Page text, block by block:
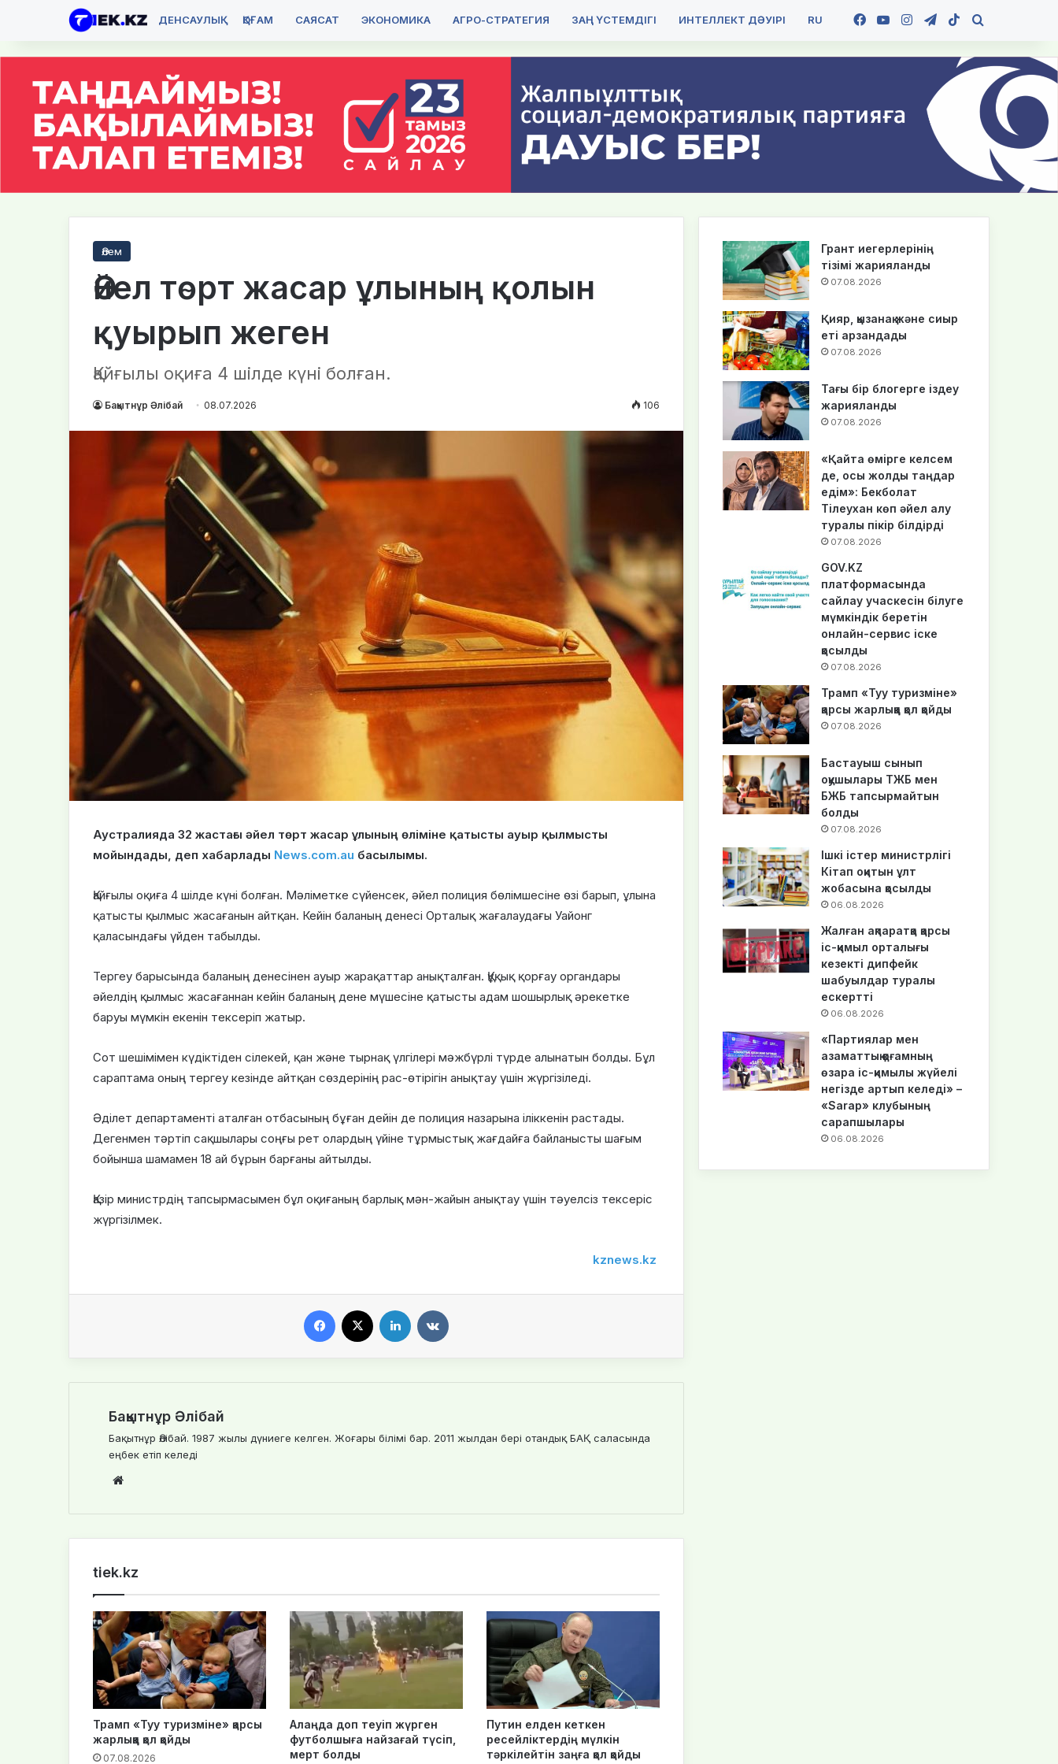
ДЕНСАУЛЫҚ ҚОҒАМ САЯСАТ ЭКОНОМИКА АГРО-СТРАТЕГИЯ ЗАҢ ҮСТЕМДІГІ ИНТЕЛЛЕКТ ДӘУІРІ RU Facebook
YouTubeInstagramTelegram
TikTok
Әлем
Әйел төрт жасар ұлының қолын
қуырып жеген
Қайғылы оқиға 4 шілде күні болған.
Бақытнұр Әлібай 08.07.2026 106
Аустралияда 32 жастағы әйел төрт жасар ұлының өліміне қатысты ауыр қылмысты
мойындады, деп хабарлады News.com.au басылымы.
Қайғылы оқиға 4 шілде күні болған. Мәліметке сүйенсек, әйел полиция бөлімшесіне өзі барып, ұлына
қатысты қылмыс жасағанын айтқан. Кейін баланың денесі Орталық жағалаудағы Уайонг
қаласындағы үйден табылды.
Тергеу барысында баланың денесінен ауыр жарақаттар анықталған. Құқық қорғау органдары
әйелдің қылмыс жасағаннан кейін баланың дене мүшесіне қатысты адам шошырлық әрекетке
баруы мүмкін екенін тексеріп жатыр.
Сот шешімімен күдіктіден сілекей, қан және тырнақ үлгілері мәжбүрлі түрде алынатын болды. Бұл
сараптама оның тергеу кезінде айтқан сөздерінің рас-өтірігін анықтау үшін жүргізіледі.
Әділет департаменті аталған отбасының бұған дейін де полиция назарына іліккенін растады.
Дегенмен тәртіп сақшылары соңғы рет олардың үйіне тұрмыстық жағдайға байланысты шағым
бойынша шамамен 18 ай бұрын барғаны айтылды.
Қазір министрдің тапсырмасымен бұл оқиғаның барлық мән-жайын анықтау үшін тәуелсіз тексеріс
жүргізілмек.
kznews.kz
Бақытнұр Әлібай
Бақытнұр Әлібай. 1987 жылы дүниеге келген. Жоғары білімі бар. 2011 жылдан бері отандық БАҚ саласында
еңбек етіп келеді
te
tiek.kz
Трамп «Туу туризміне» қарсы
жарлыққа қол қойды
07.08.2026
Алаңда доп теуіп жүрген
футболшыға найзағай түсіп,
мерт болды
Путин елден кеткен
ресейліктердің мүлкін
тәркілейтін заңға қол қойды
Грант иегерлерінің
тізімі жарияланды
07.08.2026
Қияр, қызанақ және сиыр
еті арзандады
07.08.2026
Тағы бір блогерге іздеу
жарияланды
07.08.2026
«Қайта өмірге келсем
де, осы жолды таңдар
едім»: Бекболат
Тілеухан көп әйел алу
туралы пікір білдірді
07.08.2026
GOV.KZ
платформасында
сайлау учаскесін білуге
мүмкіндік беретін
онлайн-сервис іске
қосылды
07.08.2026
Трамп «Туу туризміне»
қарсы жарлыққа қол қойды
07.08.2026
Бастауыш сынып
оқушылары ТЖБ мен
БЖБ тапсырмайтын
болды
07.08.2026
Ішкі істер министрлігі
Кітап оқитын ұлт
жобасына қосылды
06.08.2026
Жалған ақпаратқа қарсы
іс-қимыл орталығы
кезекті дипфейк
шабуылдар туралы
ескертті
06.08.2026
«Партиялар мен
азаматтық қоғамның
өзара іс-қимылы жүйелі
негізде артып келеді» –
«Sarap» клубының
сарапшылары
06.08.2026